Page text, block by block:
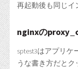
再起動後も同じイ
nginxの
sptest3はアプリ
うな書き方だと